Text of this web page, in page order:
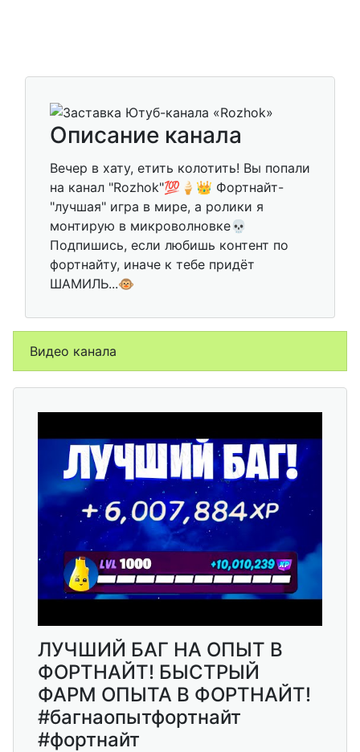
Описание канала
Вечер в хату, етить колотить! Вы попали
на канал "Rozhok"💯🍦👑 Фортнайт-
"лучшая" игра в мире, а ролики я
монтирую в микроволновке💀
Подпишись, если любишь контент по
фортнайту, иначе к тебе придёт
ШАМИЛЬ...🐵
Видео канала
ЛУЧШИЙ БАГ НА ОПЫТ В
ФОРТНАЙТ! БЫСТРЫЙ
ФАРМ ОПЫТА В ФОРТНАЙТ!
#багнаопытфортнайт
#фортнайт